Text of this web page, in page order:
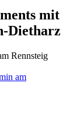
mit
Dietharz
am